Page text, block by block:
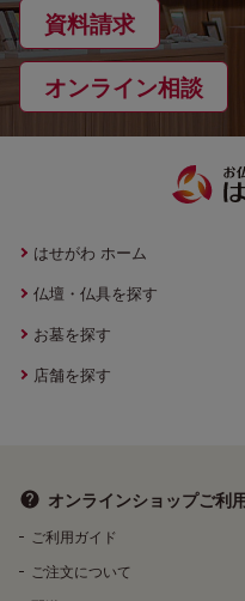
資料請求
オンライン相談
はせがわ ホーム
仏壇・仏具を探す
お墓を探す
店舗を探す
オンラインショップご利
ご利用ガイド
ご注文について